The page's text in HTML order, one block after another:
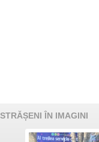
STRĂȘENI ÎN IMAGINI